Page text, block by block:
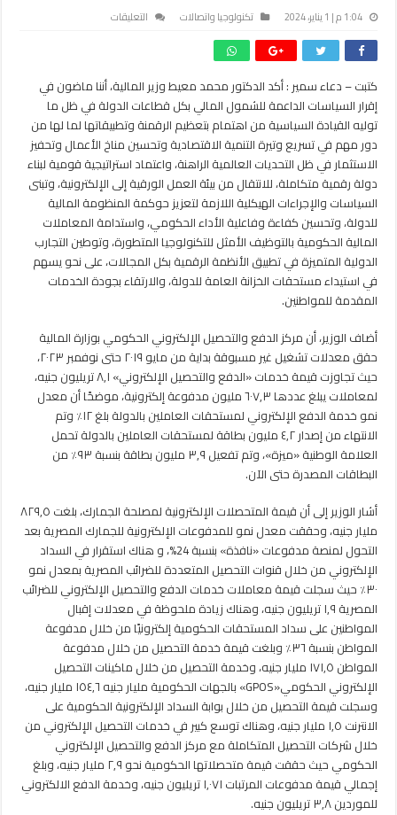
1:04 م | 1 يناير، 2024 تكنولوجيا واتصالات التعليقات
مركز
الدفع
الإلكتروني
بالمالية
حقق
معدلات
تشغيل
قياسية
مغلقة
كتبت – دعاء سمير : أكد الدكتور محمد معيط وزير المالية، أننا ماضون في
إقرار السياسات الداعمة للشمول المالي بكل قطاعات الدولة في ظل ما
توليه القيادة السياسية من اهتمام بتعظيم الرقمنة وتطبيقاتها لما لها من
دور مهم في تسريع وتيرة التنمية الاقتصادية وتحسين مناخ الأعمال وتحفيز
الاستثمار في ظل التحديات العالمية الراهنة، واعتماد استراتيجية قومية لبناء
دولة رقمية متكاملة، للانتقال من بيئة العمل الورقية إلى الإلكترونية، وتبنى
السياسات والإجراءات الهيكلية اللازمة لتعزيز حوكمة المنظومة المالية
للدولة، وتحسين كفاءة وفاعلية الأداء الحكومي، واستدامة المعاملات
المالية الحكومية بالتوظيف الأمثل للتكنولوجيا المتطورة، وتوطين التجارب
الدولية المتميزة في تطبيق الأنظمة الرقمية بكل المجالات، على نحو يسهم
في استيداء مستحقات الخزانة العامة للدولة، والارتقاء بجودة الخدمات
المقدمة للمواطنين.
أضاف الوزير، أن مركز الدفع والتحصيل الإلكتروني الحكومي بوزارة المالية
حقق معدلات تشغيل غير مسبوقة بداية من مايو ٢٠١٩ حتى نوفمبر ٢٠٢٣،
حيث تجاوزت قيمة خدمات «الدفع والتحصيل الإلكتروني» ٨,١ تريليون جنيه،
لمعاملات يبلغ عددها ٦٠٧,٣ مليون مدفوعة إلكترونية، موضحًا أن معدل
نمو خدمة الدفع الإلكتروني لمستحقات العاملين بالدولة بلغ ١٢٪؜ وتم
الانتهاء من إصدار ٤,٢ مليون بطاقة لمستحقات العاملين بالدولة تحمل
العلامة الوطنية «ميزة»، وتم تفعيل ٣,٩ مليون بطاقة بنسبة ٩٣٪؜ من
البطاقات المصدرة حتى الآن.
أشار الوزير إلى أن قيمة المتحصلات الإلكترونية لمصلحة الجمارك، بلغت ٨٢٩,٥
مليار جنيه، وحققت معدل نمو للمدفوعات الإلكترونية للجمارك المصرية بعد
التحول لمنصة مدفوعات «نافذة» بنسبة 24%، و هناك استقرار في السداد
الإلكتروني من خلال قنوات التحصيل المتعددة للضرائب المصرية بمعدل نمو
٣٠٪؜ حيث سجلت قيمة معاملات خدمات الدفع والتحصيل الإلكتروني للضرائب
المصرية ١,٩ تريليون جنيه، وهناك زيادة ملحوظة في معدلات إقبال
المواطنين على سداد المستحقات الحكومية إلكترونيًا من خلال مدفوعة
المواطن بنسبة ٣٦٪؜ وبلغت قيمة خدمة التحصيل من خلال مدفوعة
المواطن ١٧١,٥ مليار جنيه، وخدمة التحصيل من خلال ماكينات التحصيل
الإلكتروني الحكومي«GPOS» بالجهات الحكومية مليار جنيه ١٥٤,٦ مليار جنيه،
وسجلت قيمة التحصيل من خلال بوابة السداد الإلكترونية الحكومية على
الانترنت ١,٥ مليار جنيه، وهناك توسع كبير في خدمات التحصيل الإلكتروني من
خلال شركات التحصيل المتكاملة مع مركز الدفع والتحصيل الإلكتروني
الحكومي حيث حققت قيمة متحصلاتها الحكومية نحو ٢,٩ مليار جنيه، وبلغ
إجمالي قيمة مدفوعات المرتبات ١,٠٧١ تريليون جنيه، وخدمة الدفع الالكتروني
للموردين ٣,٨ تريليون جنيه.